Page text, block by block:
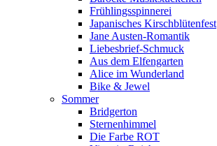
Frühlingsspinnerei
Japanisches Kirschblütenfest
Jane Austen-Romantik
Liebesbrief-Schmuck
Aus dem Elfengarten
Alice im Wunderland
Bike & Jewel
Sommer
Bridgerton
Sternenhimmel
Die Farbe ROT